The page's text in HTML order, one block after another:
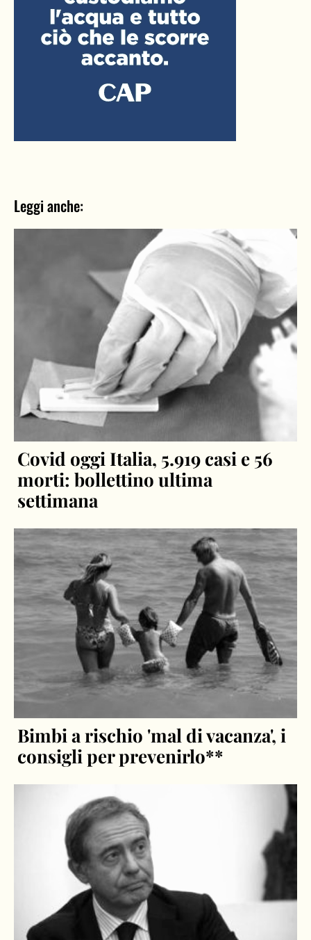
Leggi anche:
Covid oggi Italia, 5.919 casi e 56
morti: bollettino ultima
settimana
Bimbi a rischio 'mal di vacanza', i
consigli per prevenirlo**